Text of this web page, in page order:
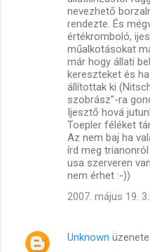
nevezhető
rendezte. És
értékromboló,
műalkotásokat
már hogy állati
kereszteket és
állítottak ki
szobrász"-ra
Ijesztő hová
Toepler féléket
Az nem baj ha
írd meg
usa szerveren
nem érhet :-))
2007. május 19.
Unknown üzenete…